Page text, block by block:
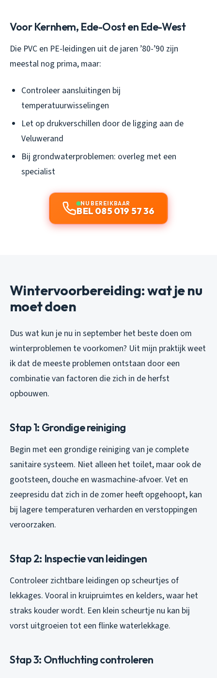
Voor Kernhem, Ede-Oost en Ede-West
Die PVC en PE-leidingen uit de jaren ’80-’90 zijn
meestal nog prima, maar:
Controleer aansluitingen bij
temperatuurwisselingen
Let op drukverschillen door de ligging aan de
Veluwerand
Bij grondwaterproblemen: overleg met een
specialist
NU BEREIKBAAR
BEL 085 019 57 36
Wintervoorbereiding: wat je nu
moet doen
Dus wat kun je nu in september het beste doen om
winterproblemen te voorkomen? Uit mijn praktijk weet
ik dat de meeste problemen ontstaan door een
combinatie van factoren die zich in de herfst
opbouwen.
Stap 1: Grondige reiniging
Begin met een grondige reiniging van je complete
sanitaire systeem. Niet alleen het toilet, maar ook de
gootsteen, douche en wasmachine-afvoer. Vet en
zeepresidu dat zich in de zomer heeft opgehoopt, kan
bij lagere temperaturen verharden en verstoppingen
veroorzaken.
Stap 2: Inspectie van leidingen
Controleer zichtbare leidingen op scheurtjes of
lekkages. Vooral in kruipruimtes en kelders, waar het
straks kouder wordt. Een klein scheurtje nu kan bij
vorst uitgroeien tot een flinke waterlekkage.
Stap 3: Ontluchting controleren